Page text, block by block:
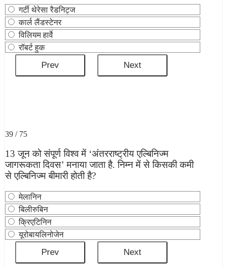
गर्टी थेरेसा रैडनिट्ज
कार्ल लैंडस्टेनर
विलियम हार्वे
रॉबर्ट हुक
39 / 75
13 जून को संपूर्ण विश्व में ‘अंतरराष्ट्रीय एल्बिनिज्म
जागरूकता दिवस’ मनाया जाता है. निम्न में से किसकी कमी
से एल्बिनिज्म बीमारी होती है?
मेलानिन
बिलीरुबिन
क्रिएटिनिन
यूरोबायलिनोजेन